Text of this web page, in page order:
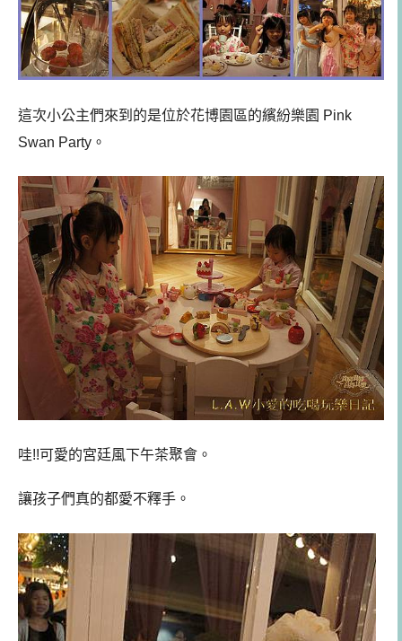
這次小公主們來到的是位於花博園區的繽紛樂園 Pink
Swan Party。
哇!!可愛的宮廷風下午茶聚會。
讓孩子們真的都愛不釋手。